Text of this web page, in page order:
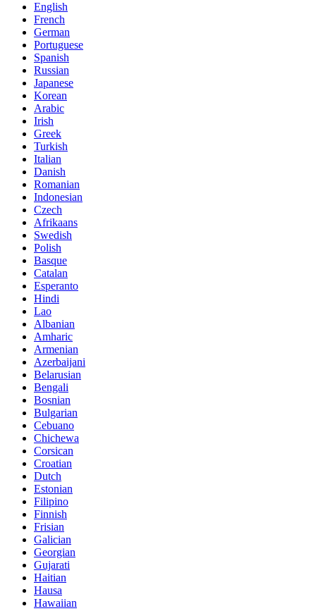
English
French
German
Portuguese
Spanish
Russian
Japanese
Korean
Arabic
Irish
Greek
Turkish
Italian
Danish
Romanian
Indonesian
Czech
Afrikaans
Swedish
Polish
Basque
Catalan
Esperanto
Hindi
Lao
Albanian
Amharic
Armenian
Azerbaijani
Belarusian
Bengali
Bosnian
Bulgarian
Cebuano
Chichewa
Corsican
Croatian
Dutch
Estonian
Filipino
Finnish
Frisian
Galician
Georgian
Gujarati
Haitian
Hausa
Hawaiian